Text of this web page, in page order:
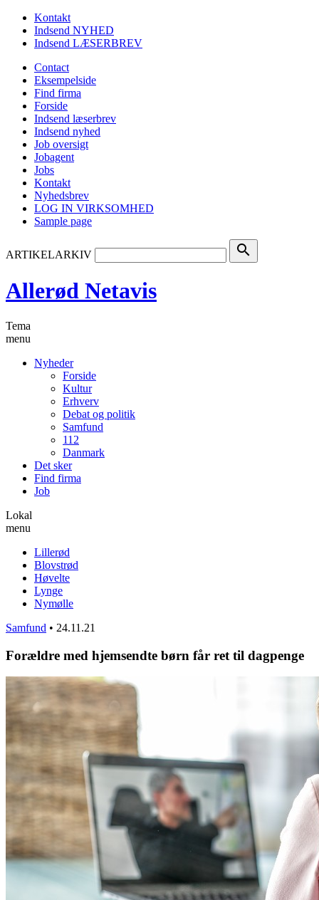
Kontakt
Indsend NYHED
Indsend LÆSERBREV
Contact
Eksempelside
Find firma
Forside
Indsend læserbrev
Indsend nyhed
Job oversigt
Jobagent
Jobs
Kontakt
Nyhedsbrev
LOG IN VIRKSOMHED
Sample page
ARTIKELARKIV search
Allerød Netavis
Tema
menu
Nyheder
Forside
Kultur
Erhverv
Debat og politik
Samfund
112
Danmark
Det sker
Find firma
Job
Lokal
menu
Lillerød
Blovstrød
Høvelte
Lynge
Nymølle
Samfund • 24.11.21
Forældre med hjemsendte børn får ret til dagpenge